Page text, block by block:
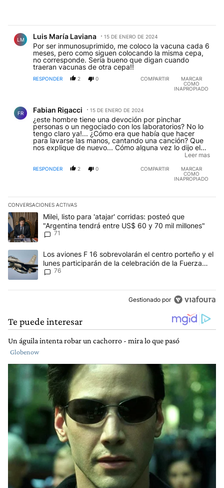
LM Luis María Laviana 15 DE ENERO DE 2024
Por ser inmunosuprimido, me coloco la vacuna cada 6
meses, pero como siguen colocando la misma cepa,
no corresponde. Sería bueno que digan cuando
traeran vacunas de otra cepa!!
RESPONDER 2 0 COMPARTIR
MARCAR
COMO
INAPROPIADO
FR Fabian Rigacci 15 DE ENERO DE 2024
¿este hombre tiene una devoción por pinchar
personas o un negociado con los laboratorios? No lo
tengo claro ya!... ¿Cómo era que había que hacer
para lavarse las manos, cantando una canción? Que
nos explique de nuevo... Cómo alguna vez lo dijo el
que pedir perdón por 130000 muertos/ 10 millones de
Leer mas
RESPONDER 2 0 COMPARTIR
MARCAR
COMO
INAPROPIADO
CONVERSACIONES ACTIVAS
Este listado muestra los artículos con más comentarios en los
Un artículo de tendencia con el título "Milei, listo para 'atajar'
Milei, listo para 'atajar' corridas: posteó que
"Argentina tendrá entre US$ 60 y 70 mil millones"
71
Un artículo de tendencia con el título "Los aviones F 16
Los aviones F 16 sobrevolarán el centro porteño y el
lunes participarán de la celebración de la Fuerza
Aérea
76
Gestionado por